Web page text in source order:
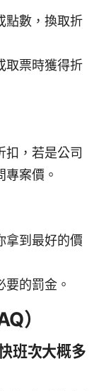
點數，換取折
取票時獲得折
扣，若是公司
案價。
拿到最好的價
的罰金。
）
班次大概多